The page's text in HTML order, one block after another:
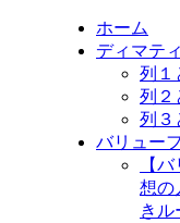
ホーム
ディマテ
列１
列２
列３
バリュー
【
想の
きル